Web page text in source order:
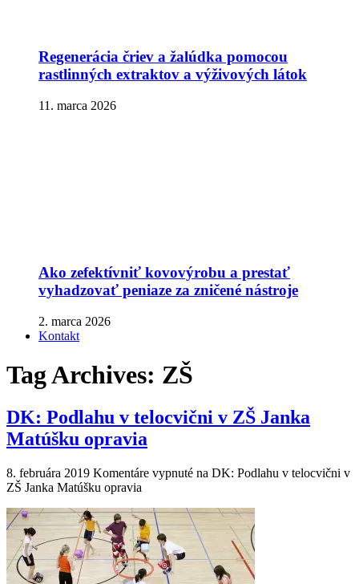
Regenerácia čriev a žalúdka pomocou
rastlinných extraktov a výživových látok
11. marca 2026
Ako zefektívniť kovovýrobu a prestať
vyhadzovať peniaze za zničené nástroje
2. marca 2026
Kontakt
Tag Archives: ZŠ
DK: Podlahu v telocvični v ZŠ Janka
Matúšku opravia
8. februára 2019 Komentáre vypnuté na DK: Podlahu v telocvični v
ZŠ Janka Matúšku opravia